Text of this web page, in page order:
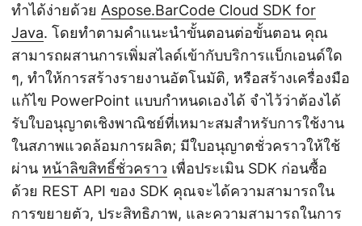
ทำได้ง่ายด้วย Aspose.BarCode Cloud SDK for
Java. โดยทำตามคำแนะนำขั้นตอนต่อขั้นตอน คุณ
สามารถผสานการเพิ่มสไลด์เข้ากับบริการแบ็กเอนด์ใด
ๆ, ทำให้การสร้างรายงานอัตโนมัติ, หรือสร้างเครื่องมือ
แก้ไข PowerPoint แบบกำหนดเองได้ จำไว้ว่าต้องได้
รับใบอนุญาตเชิงพาณิชย์ที่เหมาะสมสำหรับการใช้งาน
ในสภาพแวดล้อมการผลิต; มีใบอนุญาตชั่วคราวให้ใช้
ผ่าน หน้าลิขสิทธิ์ชั่วคราว เพื่อประเมิน SDK ก่อนซื้อ
ด้วย REST API ของ SDK คุณจะได้ความสามารถใน
การขยายตัว, ประสิทธิภาพ, และความสามารถในการ